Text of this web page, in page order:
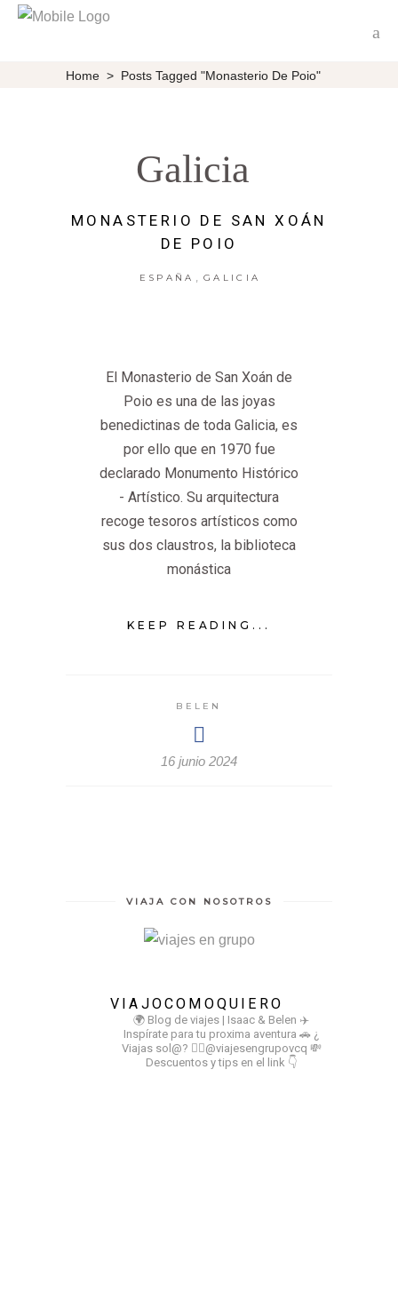
Home > Posts Tagged "Monasterio De Poio"
Galicia
MONASTERIO DE SAN XOÁN
DE POIO
ESPAÑA , GALICIA
El Monasterio de San Xoán de
Poio es una de las joyas
benedictinas de toda Galicia, es
por ello que en 1970 fue
declarado Monumento Histórico
- Artístico. Su arquitectura
recoge tesoros artísticos como
sus dos claustros, la biblioteca
monástica
KEEP READING...
BELEN
16 junio 2024
VIAJA CON NOSOTROS
VIAJOCOMOQUIERO
🌍 Blog de viajes | Isaac & Belen ✈️
Inspírate para tu proxima aventura 🚗 ¿
Viajas sol@? 👉🏻@viajesengrupovcq 💸
Descuentos y tips en el link 👇